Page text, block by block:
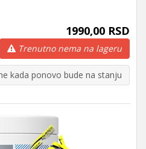
1990,00 RSD
Trenutno nema na lageru
kada ponovo bude na stanju